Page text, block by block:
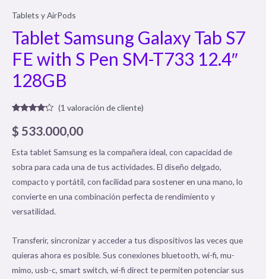
Tablets y AirPods
Tablet Samsung Galaxy Tab S7
FE with S Pen SM-T733 12.4″
128GB
con4.00
de 5 en
valoración
de un
cliente
(1 valoración de cliente)
$ 533.000,00
Esta tablet Samsung es la compañera ideal, con capacidad de
sobra para cada una de tus actividades. El diseño delgado,
compacto y portátil, con facilidad para sostener en una mano, lo
convierte en una combinación perfecta de rendimiento y
versatilidad.
Transferir, sincronizar y acceder a tus dispositivos las veces que
quieras ahora es posible. Sus conexiones bluetooth, wi-fi, mu-
mimo, usb-c, smart switch, wi-fi direct te permiten potenciar sus